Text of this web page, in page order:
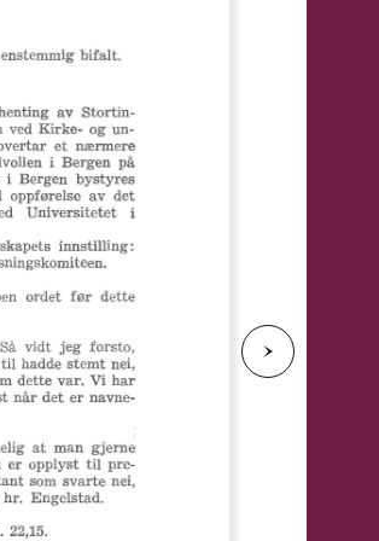
N
e
s
t
e
s
i
d
e